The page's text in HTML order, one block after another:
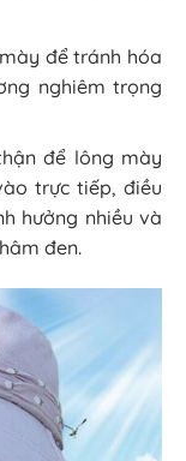
để tránh hóa
nghiêm trọng
để lông mày
trực tiếp, điều
hưởng nhiều và
đen.